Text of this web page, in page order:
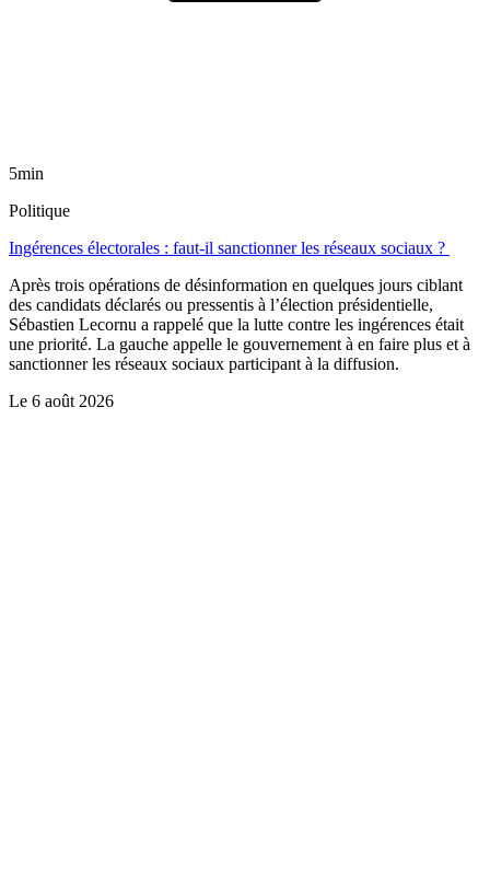
5min
Politique
Ingérences électorales : faut-il sanctionner les réseaux sociaux ?
Après trois opérations de désinformation en quelques jours ciblant
des candidats déclarés ou pressentis à l’élection présidentielle,
Sébastien Lecornu a rappelé que la lutte contre les ingérences était
une priorité. La gauche appelle le gouvernement à en faire plus et à
sanctionner les réseaux sociaux participant à la diffusion.
Le 6 août 2026